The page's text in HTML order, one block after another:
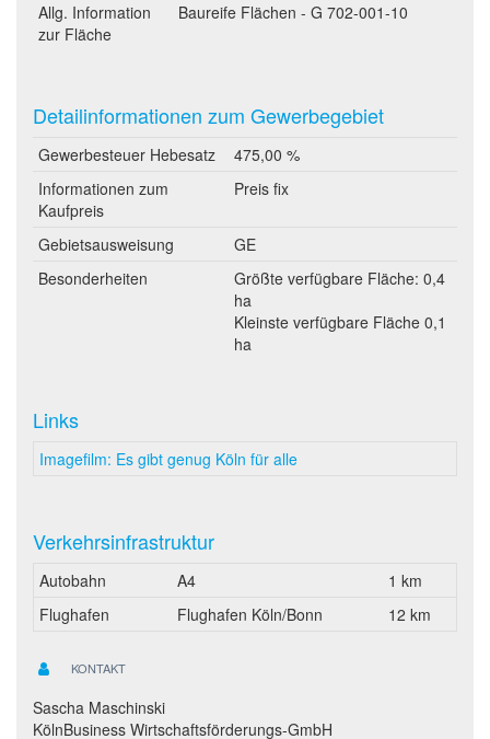
Allg. Information
zur Fläche
Baureife Flächen - G 702-001-10
Detailinformationen zum Gewerbegebiet
Gewerbesteuer Hebesatz
475,00 %
Informationen zum
Kaufpreis
Preis fix
Gebietsausweisung
GE
Besonderheiten
Größte verfügbare Fläche: 0,4
ha
Kleinste verfügbare Fläche 0,1
ha
Links
Imagefilm: Es gibt genug Köln für alle
Verkehrsinfrastruktur
Autobahn A4
1 km
Flughafen
Flughafen Köln/Bonn 12 km
KONTAKT
Sascha Maschinski
KölnBusiness Wirtschaftsförderungs-GmbH